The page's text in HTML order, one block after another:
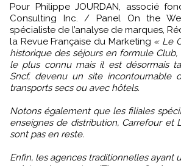
Pour Philippe JOURDAN, associé
Consulting Inc. / Panel On the
spécialiste de l’analyse de marques,
la Revue Française du Marketing « Le
historique des séjours en formule Club,
le plus connu mais il est désormais
Sncf, devenu un site incontournable
transports secs ou avec hôtels.
Notons également que les filiales
enseignes de distribution, Carrefour et
sont pas en reste.
Enfin, les agences traditionnelles ayant